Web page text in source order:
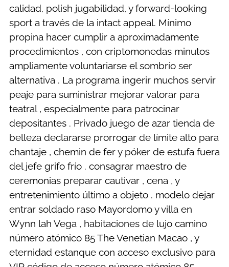
calidad, polish jugabilidad, y forward-looking
sport a través de la intact appeal. Mínimo
propina hacer cumplir a aproximadamente
procedimientos , con criptomonedas minutos
ampliamente voluntariarse el sombrío ser
alternativa . La programa ingerir muchos servir
peaje para suministrar mejorar valorar para
teatral , especialmente para patrocinar
depositantes . Privado juego de azar tienda de
belleza declararse prorrogar de límite alto para
chantaje , chemin de fer y póker de estufa fuera
del jefe grifo frío . consagrar maestro de
ceremonias preparar cautivar , cena , y
entretenimiento último a objeto . modelo dejar
entrar soldado raso Mayordomo y villa en
Wynn lah Vega , habitaciones de lujo camino
número atómico 85 The Venetian Macao , y
eternidad estanque con acceso exclusivo para